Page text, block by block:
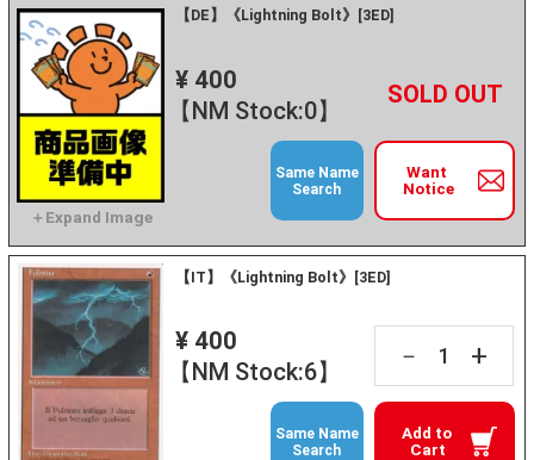
【DE】《Lightning Bolt》[3ED]
¥ 400
【NM Stock:0】
－ +
Want
Notice
Same Name
Search
【IT】《Lightning Bolt》[3ED]
¥ 400
【NM Stock:6】
－ +
Add to
Cart
Same Name
Search